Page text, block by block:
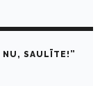
NU, SAULĪTE!”